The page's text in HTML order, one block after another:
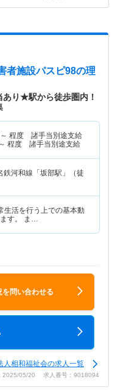
者施設パスピ98の理
あり★駅から徒歩圏内！
程度 諸手当別途支給
程度 諸手当別途支給
鉄河和線「坂部駅」（徒
生活を行う上での基本動
す。 ま…
問い合わせる
人相和福祉会の求人一覧
2025/05/20 求人番号：9018094